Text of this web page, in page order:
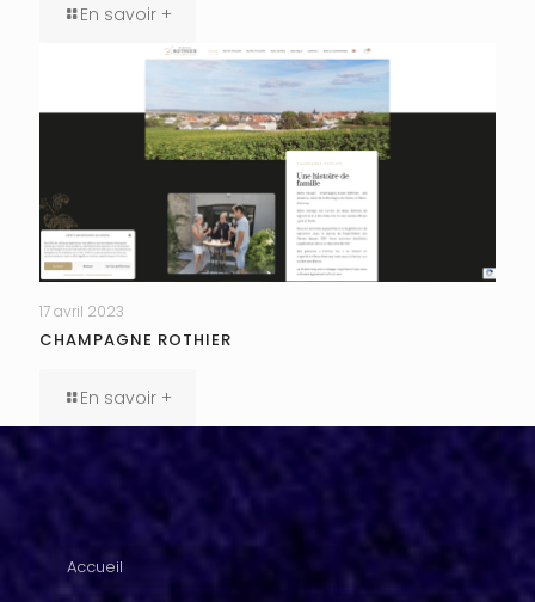
En savoir +
17 avril 2023
CHAMPAGNE ROTHIER
En savoir +
Accueil